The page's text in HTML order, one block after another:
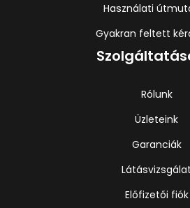
Használati
Gyakran feltett
Rólunk
Üzleteink
Garanciák
Látásvizsgálat
Előfizetői fiók